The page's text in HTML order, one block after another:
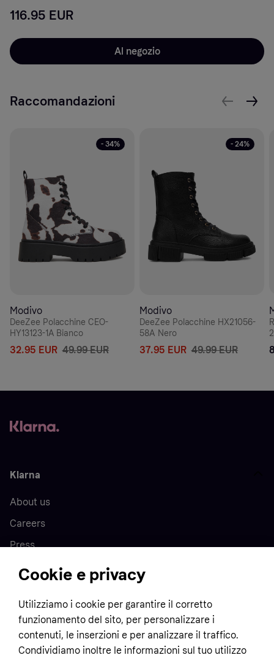
116.95 EUR
Al negozio
Raccomandazioni
- 34%
Modivo
DeeZee Polacchine CEO-
HY13123-1A Bianco
32.95 EUR 49.99 EUR
- 24%
Modivo
DeeZee Polacchine HX21056-
58A Nero
37.95 EUR 49.99 EUR
Klarna
About us
Careers
Press
Customer service
Terms & conditions
Business
Cookie e privacy
Utilizziamo i cookie per garantire il corretto
funzionamento del sito, per personalizzare i
contenuti, le inserzioni e per analizzare il traffico.
Condividiamo inoltre le informazioni sul tuo utilizzo